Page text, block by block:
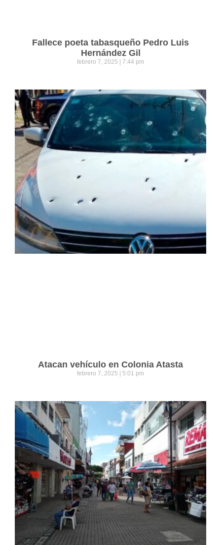
Fallece poeta tabasqueño Pedro Luis
Hernández Gil
febrero 7, 2025 7:44 pm
Atacan vehículo en Colonia Atasta
febrero 7, 2025 5:01 pm